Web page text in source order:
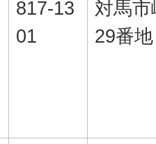
817-13
01
対馬
29番地